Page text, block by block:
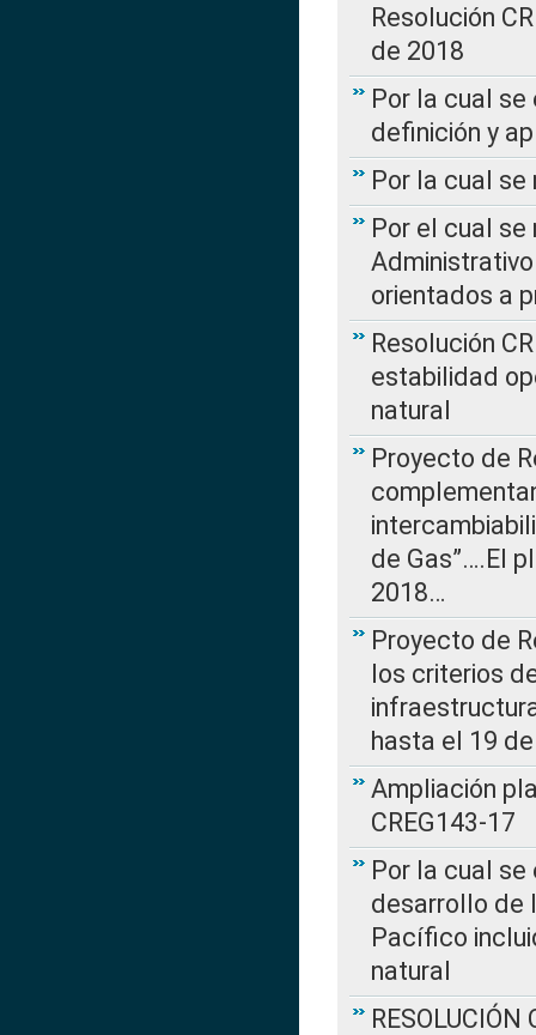
Resolución
de 2018
Por la cual
definición y
Por la cual
Por el cual
orientados a
Resolución
estabilidad
natural
Proyecto de
de Gas”….El
2018…
Proyecto de
los criterios
hasta el 19
Ampliación
CREG143-17
Por la cual
desarrollo de
Pacífico
natural